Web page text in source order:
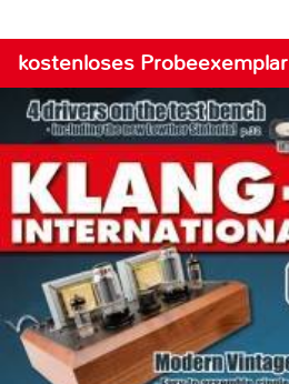
kostenloses Probeexemplar